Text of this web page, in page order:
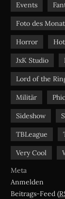
Events
Foto des
Horror
JxK Studio
Lord of the
Militär
Sideshow
TBLeague
Very Cool
Meta
Anmelden
Beitrags-Feed (